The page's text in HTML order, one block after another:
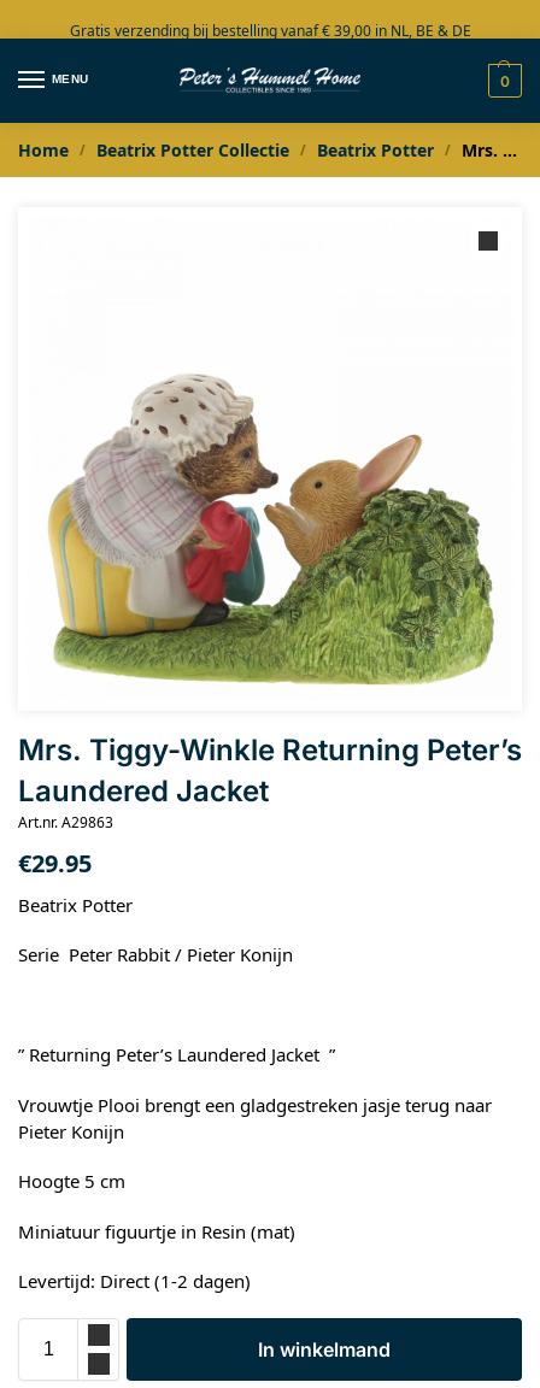
Gratis verzending bij bestelling vanaf € 39,00 in NL, BE & DE
Grote collectie in voorraad
MENU 0
Home / Beatrix Potter Collectie / Beatrix Potter / Mrs. Tiggy-Winkle Returning Peter’s Laundered Jacket
Mrs. Tiggy-Winkle Returning Peter’s
Laundered Jacket
Art.nr. A29863
€29.95
Beatrix Potter
Serie Peter Rabbit / Pieter Konijn
” Returning Peter’s Laundered Jacket ”
Vrouwtje Plooi brengt een gladgestreken jasje terug naar
Pieter Konijn
Hoogte 5 cm
Miniatuur figuurtje in Resin (mat)
Levertijd: Direct (1-2 dagen)
In winkelmand